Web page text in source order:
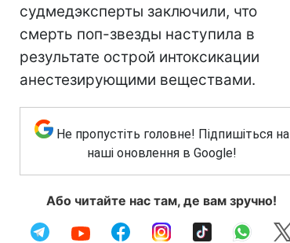
судмедэксперты заключили, что
смерть поп-звезды наступила в
результате острой интоксикации
анестезирующими веществами.
Не пропустіть головне! Підпишіться на
наші оновлення в Google!
Або читайте нас там, де вам зручно!